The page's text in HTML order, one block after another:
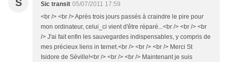
S Sic transit 05/07/2011 17:59
<br /> <br /> Après trois jours passés à craindre le pire pour
mon ordinateur, celui_ci vient d'être réparé...<br /> <br /> <br
/> J'ai fait enfin les sauvegardes indispensables, y compris de
mes précieux liens in ternet.<br /> <br /> <br /> Merci St
Isidore de Séville!<br /> <br /> <br /> Maintenant je suis